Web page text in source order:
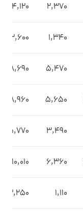
2,370
4,120
1,340
2,600
5,470
8,690
5,650
8,960
3,490
5,770
6,360
10,010
1,110
2,250